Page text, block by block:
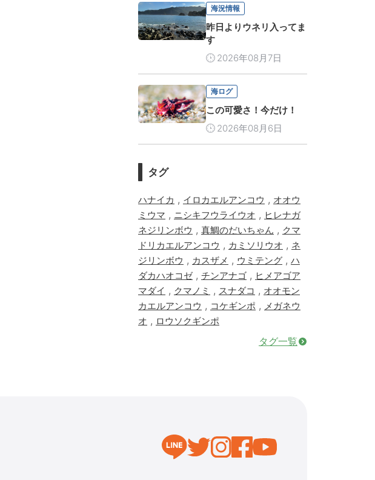
海況情報
昨日よりウネリ入ってま
す
2026年08月7日
海ログ
この可愛さ！今だけ！
2026年08月6日
タグ
ハナイカ , イロカエルアンコウ , オオウ
ミウマ , ニシキフウライウオ , ヒレナガ
ネジリンボウ , 真鯛のだいちゃん , クマ
ドリカエルアンコウ , カミソリウオ , ネ
ジリンボウ , カスザメ , ウミテング , ハ
ダカハオコゼ, チンアナゴ , ヒメアゴア
マダイ , クマノミ , スナダコ , オオモン
カエルアンコウ , コケギンポ , メガネウ
オ , ロウソクギンポ
タグ一覧